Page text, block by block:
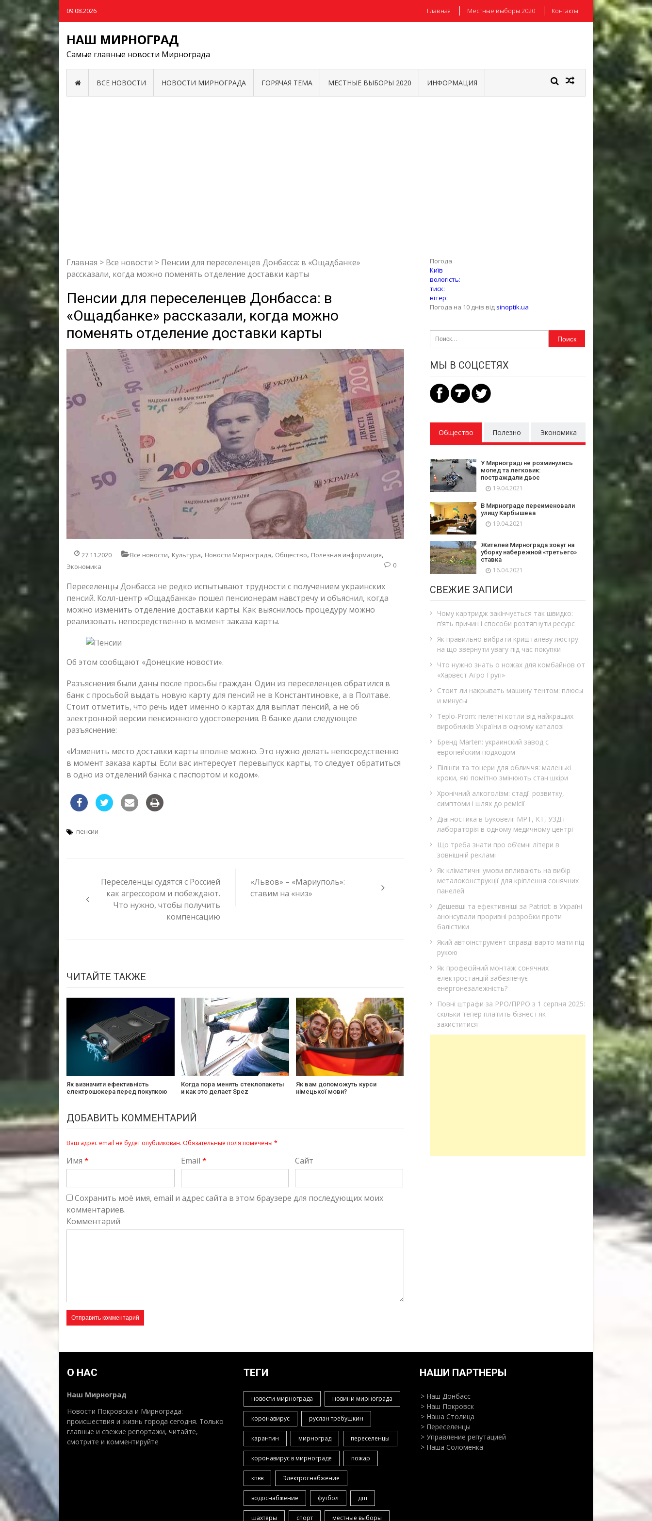
09.08.2026 Главная Местные выборы 2020 Контакты
НАШ МИРНОГРАД
Самые главные новости Мирнограда
ВСЕ НОВОСТИ НОВОСТИ МИРНОГРАДА ГОРЯЧАЯ ТЕМА МЕСТНЫЕ ВЫБОРЫ 2020 ИНФОРМАЦИЯ
Главная > Все новости > Пенсии для переселенцев Донбасса: в «Ощадбанке»
рассказали, когда можно поменять отделение доставки карты
Пенсии для переселенцев Донбасса: в
«Ощадбанке» рассказали, когда можно
поменять отделение доставки карты
27.11.2020 Все новости, Культура, Новости Мирнограда, Общество, Полезная информация,
Экономика 0
Переселенцы Донбасса не редко испытывают трудности с получением украинских
пенсий. Колл-центр «Ощадбанка» пошел пенсионерам навстречу и объяснил, когда
можно изменить отделение доставки карты. Как выяснилось процедуру можно
реализовать непосредственно в момент заказа карты.
Об этом сообщают «Донецкие новости».
Разъяснения были даны после просьбы граждан. Один из переселенцев обратился в
банк с просьбой выдать новую карту для пенсий не в Константиновке, а в Полтаве.
Стоит отметить, что речь идет именно о картах для выплат пенсий, а не об
электронной версии пенсионного удостоверения. В банке дали следующее
разъяснение:
«Изменить место доставки карты вполне можно. Это нужно делать непосредственно
в момент заказа карты. Если вас интересует перевыпуск карты, то следует обратиться
в одно из отделений банка с паспортом и кодом».
пенсии
записям
Переселенцы судятся с Россией
как агрессором и побеждают.
Что нужно, чтобы получить
компенсацию
«Львов» – «Мариуполь»:
ставим на «низ»
ЧИТАЙТЕ ТАКЖЕ
Як визначити ефективність
електрошокера перед покупкою
Когда пора менять стеклопакеты
и как это делает Spez
Як вам допоможуть курси
німецької мови?
ДОБАВИТЬ КОММЕНТАРИЙ
Ваш адрес email не будет опубликован. Обязательные поля помечены *
Имя * Email * Сайт
Сохранить моё имя, email и адрес сайта в этом браузере для последующих моих
комментариев.
Комментарий
Погода
Київ
вологість:
тиск:
вітер:
Погода на 10 днів від sinoptik.ua
Найти:
МЫ В СОЦСЕТЯХ
Общество Полезно Экономика
У Мирнограді не розминулись
мопед та легковик:
постраждали двоє
19.04.2021
В Мирнограде переименовали
улицу Карбышева
19.04.2021
Жителей Мирнограда зовут на
уборку набережной «третьего»
ставка
16.04.2021
СВЕЖИЕ ЗАПИСИ
Чому картридж закінчується так швидко:
п’ять причин і способи розтягнути ресурс
Як правильно вибрати кришталеву люстру:
на що звернути увагу під час покупки
Что нужно знать о ножах для комбайнов от
«Харвест Агро Груп»
Стоит ли накрывать машину тентом: плюсы
и минусы
Teplo‑Prom: пелетні котли від найкращих
виробників України в одному каталозі
Бренд Marten: украинский завод с
европейским подходом
Пілінги та тонери для обличчя: маленькі
кроки, які помітно змінюють стан шкіри
Хронічний алкоголізм: стадії розвитку,
симптоми і шлях до ремісії
Діагностика в Буковелі: МРТ, КТ, УЗД і
лабораторія в одному медичному центрі
Що треба знати про об’ємні літери в
зовнішній рекламі
Як кліматичні умови впливають на вибір
металоконструкції для кріплення сонячних
панелей
Дешевші та ефективніші за Patriot: в Україні
анонсували проривні розробки проти
балістики
Який автоінструмент справді варто мати під
рукою
Як професійний монтаж сонячних
електростанцій забезпечує
енергонезалежність?
Повні штрафи за РРО/ПРРО з 1 серпня 2025:
скільки тепер платить бізнес і як
захиститися
О НАС
Наш Мирноград
Новости Покровска и Мирнограда:
происшествия и жизнь города сегодня. Только
главные и свежие репортажи, читайте,
смотрите и комментируйте
ТЕГИ
новости мирнограда новини мирнограда
коронавирус руслан требушкин
карантин мирноград переселенцы
коронавирус в мирнограде пожар
кпвв Электроснабжение
водоснабжение футбол дтп
шахтеры спорт местные выборы
НАШИ ПАРТНЕРЫ
> Наш Донбасс
> Наш Покровск
> Наша Столица
> Переселенцы
> Управление репутацией
> Наша Соломенка